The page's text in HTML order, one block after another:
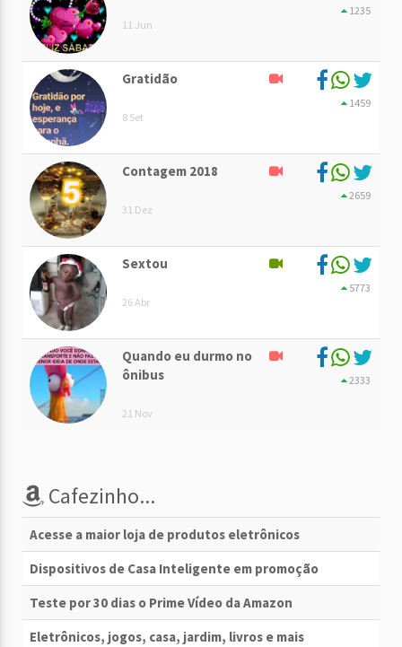
11 Jun
1235
Gratidão
8 Set
1459
Contagem 2018
31 Dez
2659
Sextou
26 Abr
5773
Quando eu durmo no
ônibus
21 Nov
2333
Cafezinho...
Acesse a maior loja de produtos eletrônicos
Dispositivos de Casa Inteligente em promoção
Teste por 30 dias o Prime Vídeo da Amazon
Eletrônicos, jogos, casa, jardim, livros e mais